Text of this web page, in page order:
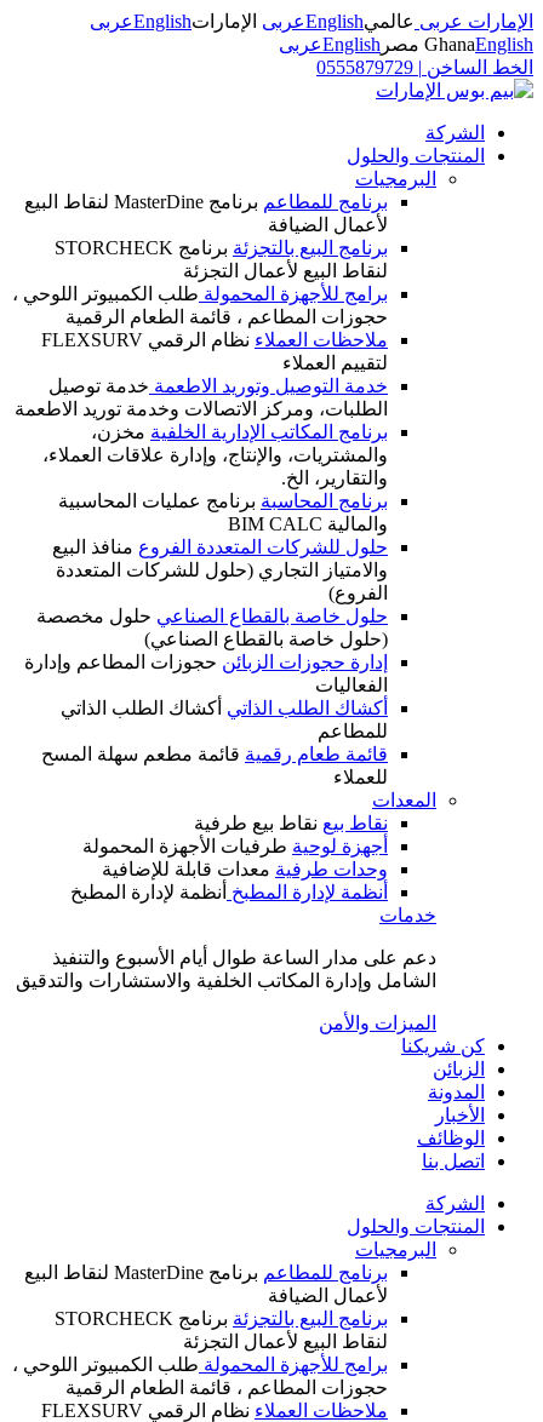
الإمارات عربى عالميEnglishعربى الإماراتEnglishعربى
GhanaEnglish مصر Englishعربى
الخط الساخن |
0555879729
الشركة
المنتجات والحلول
البرمجيات
برنامج للمطاعم
برنامج MasterDine لنقاط البيع
لأعمال الضيافة
برنامج البيع بالتجزئة
برنامج STORCHECK
لنقاط البيع لأعمال التجزئة
برامج للأجهزة المحمولة طلب الكمبيوتر اللوحي ،
حجوزات المطاعم ، قائمة الطعام الرقمية
ملاحظات العملاء
نظام الرقمي FLEXSURV
لتقييم العملاء
خدمة التوصيل وتوريد الاطعمة خدمة توصيل
الطلبات، ومركز الاتصالات وخدمة توريد الاطعمة
برنامج المكاتب الإدارية الخلفية مخزن،
والمشتريات، والإنتاج، وإدارة علاقات العملاء،
والتقارير، الخ.
برنامج المحاسبة برنامج عمليات المحاسبية
والمالية BIM CALC
حلول للشركات المتعددة الفروع منافذ البيع
والامتياز التجاري (حلول للشركات المتعددة
الفروع)
حلول خاصة بالقطاع الصناعي حلول مخصصة
(حلول خاصة بالقطاع الصناعي)
إدارة حجوزات الزبائن حجوزات المطاعم وإدارة
الفعاليات
أكشاك الطلب الذاتي أكشاك الطلب الذاتي
للمطاعم
قائمة طعام رقمية قائمة مطعم سهلة المسح
للعملاء
المعدات
نقاط بيع نقاط بيع طرفية
أجهزة لوحية طرفيات الأجهزة المحمولة
وحدات طرفية معدات قابلة للإضافية
أنظمة لإدارة المطبخ أنظمة لإدارة المطبخ
خدمات
دعم على مدار الساعة طوال أيام الأسبوع والتنفيذ
الشامل وإدارة المكاتب الخلفية والاستشارات والتدقيق
الميزات والأمن
كن شريكنا
الزبائن
المدونة
الأخبار
الوظائف
اتصل بنا
الشركة
المنتجات والحلول
البرمجيات
برنامج للمطاعم
برنامج MasterDine لنقاط البيع
لأعمال الضيافة
برنامج البيع بالتجزئة
برنامج STORCHECK
لنقاط البيع لأعمال التجزئة
برامج للأجهزة المحمولة طلب الكمبيوتر اللوحي ،
حجوزات المطاعم ، قائمة الطعام الرقمية
ملاحظات العملاء
نظام الرقمي FLEXSURV